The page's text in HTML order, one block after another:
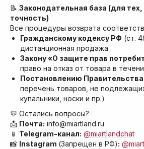
📝 Законодательная база (для
точность)
Все процедуры возврата
Гражданскому кодексу РФ (ст.
дистанционная продажа
Закону «О защите прав
право на отказ от товара в
Постановлению
перечень товаров, не
купальники, носки и пр.)
💬 Остались вопросы?
📩 Почта: info@miartland.ru
📱 Telegram-канал: @miartlandchat
📸 Instagram (Запрещен в РФ):
КОНТАКТЫ
ИНФОРМАЦИЯ
info@miartland.ru
ВКонтакте
*запрещенная на территории
Российской Федерации
организация
Набережные челны
Instagram *
Telegram
Возврат товара
Доставка и оплата
Публичная оферта
Политика
конфиденциальности
Магазины